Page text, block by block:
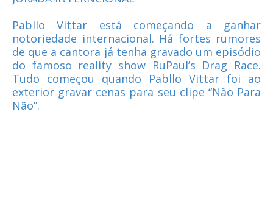
Pabllo Vittar está começando a ganhar
notoriedade internacional. Há fortes rumores
de que a cantora já tenha gravado um episódio
do famoso reality show RuPaul’s Drag Race.
Tudo começou quando Pabllo Vittar foi ao
exterior gravar cenas para seu clipe “Não Para
Não”.